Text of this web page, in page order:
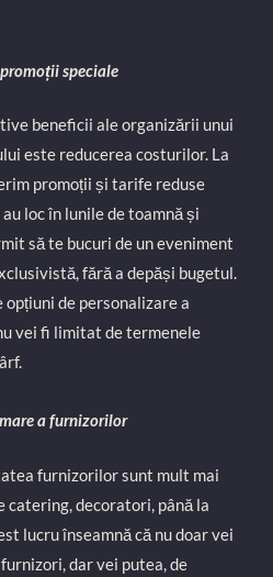
speciale
beneficii ale organizării unui
este reducerea costurilor. La
promoții și tarife reduse
loc în lunile de toamnă și
să te bucuri de un eveniment
fără a depăși bugetul.
de personalizare a
vei fi limitat de termenele
a furnizorilor
furnizorilor sunt mult mai
catering, decoratori, până la
lucru înseamnă că nu doar vei
dar vei putea, de